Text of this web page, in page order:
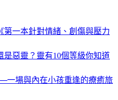
第一本針對情緒、創傷與壓力
是惡靈？靈有10個等級你知道
一場與內在小孩重逢的療癒旅